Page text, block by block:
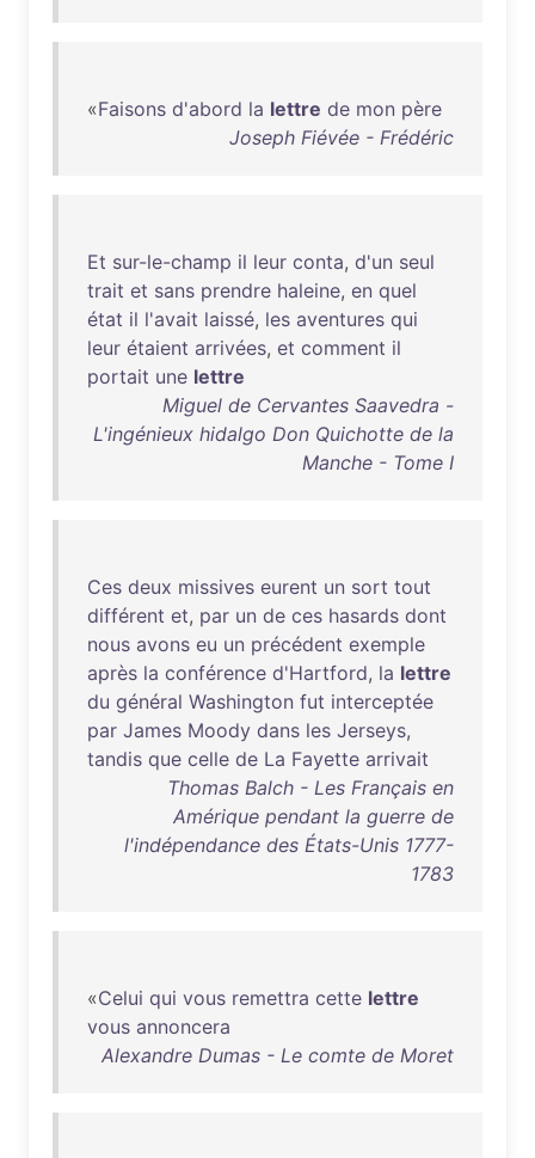
«Faisons d'abord la lettre de mon père
Joseph Fiévée - Frédéric
Et sur-le-champ il leur conta, d'un seul
trait et sans prendre haleine, en quel
état il l'avait laissé, les aventures qui
leur étaient arrivées, et comment il
portait une lettre
Miguel de Cervantes Saavedra -
L'ingénieux hidalgo Don Quichotte de la
Manche - Tome I
Ces deux missives eurent un sort tout
différent et, par un de ces hasards dont
nous avons eu un précédent exemple
après la conférence d'Hartford, la lettre
du général Washington fut interceptée
par James Moody dans les Jerseys,
tandis que celle de La Fayette arrivait
Thomas Balch - Les Français en
Amérique pendant la guerre de
l'indépendance des États-Unis 1777-
1783
«Celui qui vous remettra cette lettre
vous annoncera
Alexandre Dumas - Le comte de Moret